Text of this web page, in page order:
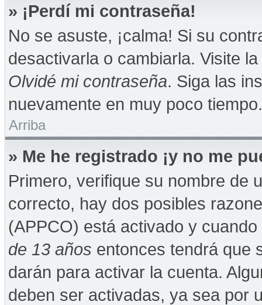
» ¡Perdí mi contraseña!
No se asuste, ¡calma! Si su
desactivarla o cambiarla. Visite
Olvidé mi contraseña. Siga las
nuevamente en muy poco tiempo.
Arriba
» Me he registrado ¡y no me
Primero, verifique su nombre de
correcto, hay dos posibles
(APPCO) está activado y
de 13 años entonces tendrá que
darán para activar la cuenta.
deben ser activadas, ya sea por